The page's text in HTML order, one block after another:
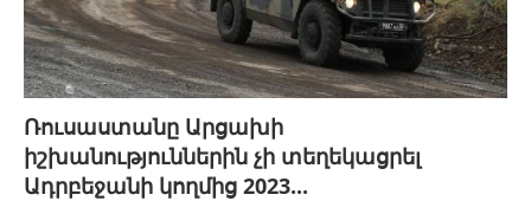
Ռուսաստանը Արցախի
իշխանություններին չի տեղեկացրել
Ադրբեջանի կողմից 2023...